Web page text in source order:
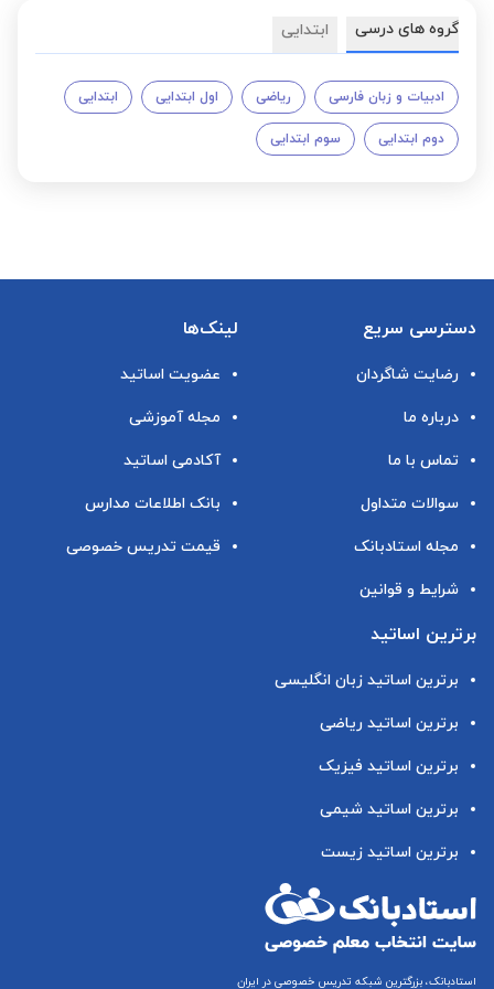
گروه های درسی ابتدایی
ادبیات و زبان فارسی ریاضی اول ابتدایی ابتدایی
دوم ابتدایی سوم ابتدایی
دسترسی سریع
رضایت شاگردان
درباره ما
تماس با ما
سوالات متداول
مجله استادبانک
شرایط و قوانین
لینک‌ها
عضویت اساتید
مجله آموزشی
آکادمی اساتید
بانک اطلاعات مدارس
قیمت تدریس خصوصی
برترین اساتید
برترین اساتید زبان انگلیسی
برترین اساتید ریاضی
برترین اساتید فیزیک
برترین اساتید شیمی
برترین اساتید زیست
استادبانک، بزرگترین شبکه تدریس خصوصی در ایران